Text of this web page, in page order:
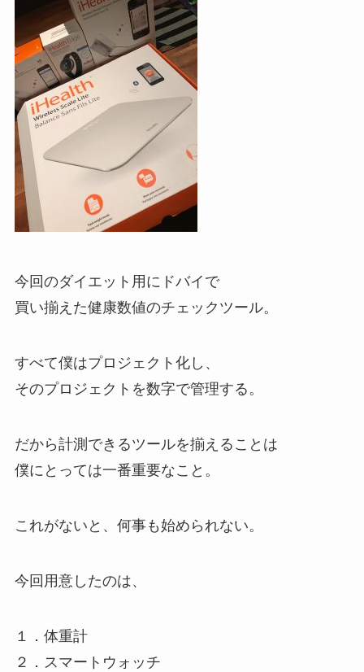
今回のダイエット用にドバイで
買い揃えた健康数値のチェックツール。
すべて僕はプロジェクト化し、
そのプロジェクトを数字で管理する。
だから計測できるツールを揃えることは
僕にとっては一番重要なこと。
これがないと、何事も始められない。
今回用意したのは、
１．体重計
２．スマートウォッチ